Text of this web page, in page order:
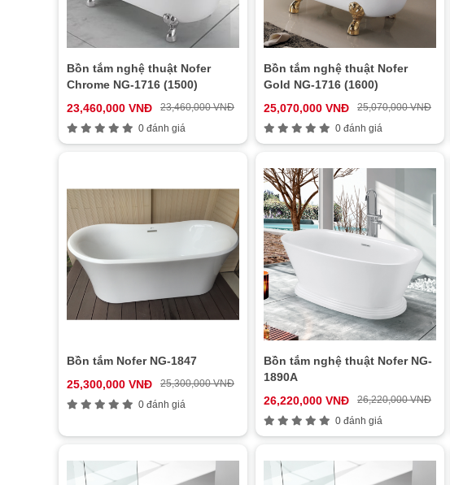
Bồn tắm nghệ thuật Nofer
Chrome NG-1716 (1500)
23,460,000 VNĐ
23,460,000 VNĐ
0 đánh giá
Bồn tắm nghệ thuật Nofer
Gold NG-1716 (1600)
25,070,000 VNĐ
25,070,000 VNĐ
0 đánh giá
Bồn tắm Nofer NG-1847
25,300,000 VNĐ
25,300,000 VNĐ
0 đánh giá
Bồn tắm nghệ thuật Nofer NG-
1890A
26,220,000 VNĐ
26,220,000 VNĐ
0 đánh giá